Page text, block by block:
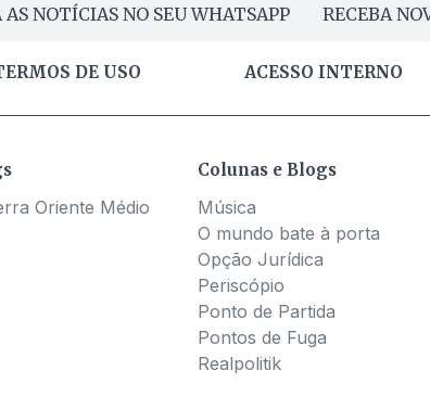
AS NOTÍCIAS NO SEU WHATSAPP RECEBA
DE USO ACESSO INTERNO
Oriente Médio
Colunas e Blogs
Música
O mundo bate à porta
Opção Jurídica
Periscópio
Ponto de Partida
Pontos de Fuga
Realpolitik